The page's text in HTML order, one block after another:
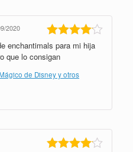
Valorado
en4
2020
enchantimals para mi hija
que lo consigan
de Disney y otros